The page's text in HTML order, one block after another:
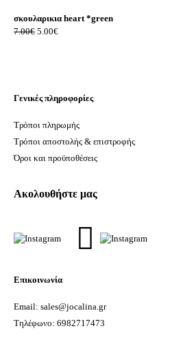
σκουλαρικια heart *green
7.00€ Original
5.00€Η
Γενικές πληροφορίες
Τρόποι πληρωμής
Τρόποι αποστολής & επιστροφής
Όροι και προϋποθέσεις
Ακολουθήστε μας
Επικοινωνία
Email: sales@jocalina.gr
Τηλέφωνο: 6982717473